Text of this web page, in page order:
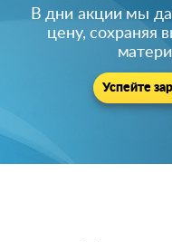
В дни акции мы
цену, сохраняя
Успейте